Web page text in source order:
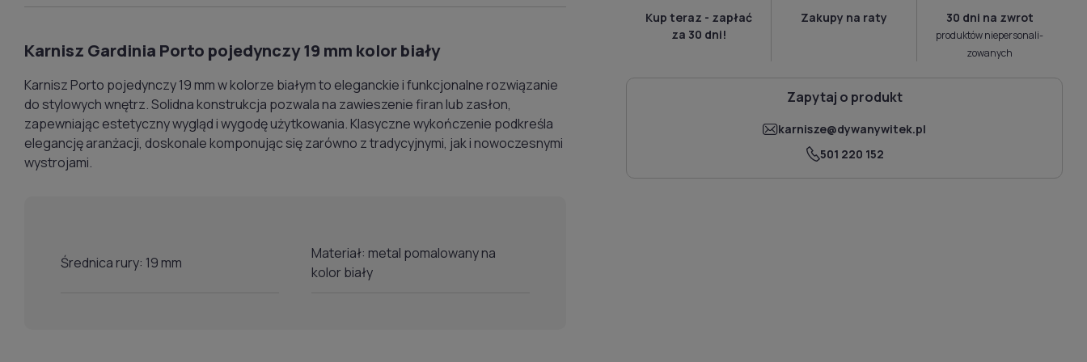
Karnisz Gardinia Porto pojedynczy 19 mm kolor biały
Karnisz Porto pojedynczy 19 mm w kolorze białym to eleganckie i funkcjonalne rozwiązanie
do stylowych wnętrz. Solidna konstrukcja pozwala na zawieszenie firan lub zasłon,
zapewniając estetyczny wygląd i wygodę użytkowania. Klasyczne wykończenie podkreśla
elegancję aranżacji, doskonale komponując się zarówno z tradycyjnymi, jak i nowoczesnymi
wystrojami.
Średnica rury: 19 mm
Materiał: metal pomalowany na
kolor biały
Kup teraz - zapłać
za 30 dni!
Zakupy na raty 30 dni na zwrot
produktów niepersonali­
zowanych
Zapytaj o produkt
karnisze@dywanywitek.pl
501 220 152